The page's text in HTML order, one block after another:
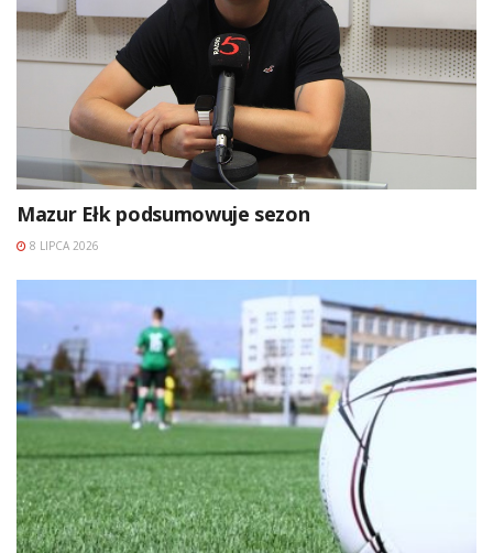
Mazur Ełk podsumowuje sezon
8 LIPCA 2026